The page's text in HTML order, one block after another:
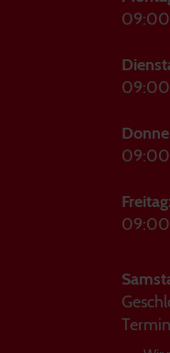
09:00
09:00
09:00
Freitag:
09:00